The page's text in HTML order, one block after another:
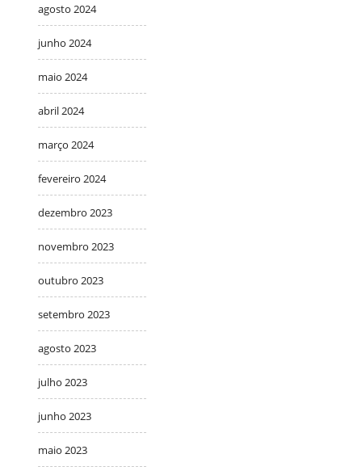
agosto 2024
junho 2024
maio 2024
abril 2024
março 2024
fevereiro 2024
dezembro 2023
novembro 2023
outubro 2023
setembro 2023
agosto 2023
julho 2023
junho 2023
maio 2023